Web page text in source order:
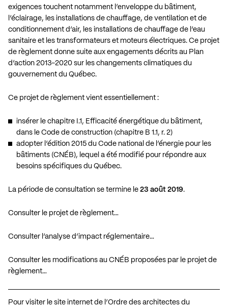
exigences touchent notamment l’enveloppe du bâtiment,
l’éclairage, les installations de chauffage, de ventilation et de
conditionnement d’air, les installations de chauffage de l’eau
sanitaire et les transformateurs et moteurs électriques. Ce projet
de règlement donne suite aux engagements décrits au Plan
d’action 2013-2020 sur les changements climatiques du
gouvernement du Québec.
Ce projet de règlement vient essentiellement :
insérer le chapitre I.1, Efficacité énergétique du bâtiment,
dans le Code de construction (chapitre B 1.1, r. 2)
adopter l’édition 2015 du Code national de l’énergie pour les
bâtiments (CNÉB), lequel a été modifié pour répondre aux
besoins spécifiques du Québec.
La période de consultation se termine le 23 août 2019.
Consulter le projet de règlement…
Consulter l’analyse d’impact réglementaire…
Consulter les modifications au CNÉB proposées par le projet de
règlement…
Pour visiter le site internet de l’Ordre des architectes du